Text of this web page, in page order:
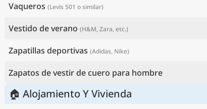
Vaqueros (Levis 501 o similar)
Vestido de verano (H&M, Zara, etc.)
Zapatillas deportivas (Adidas, Nike)
Zapatos de vestir de cuero para hombre
🏠 Alojamiento Y Vivienda